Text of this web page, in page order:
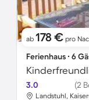
ab 178 € pro
Ferienhaus ∙ 6
3.0 (2
Landstuhl,